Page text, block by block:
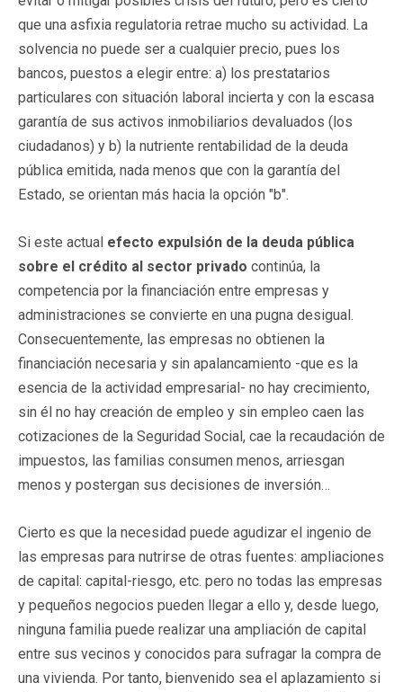
que una asfixia regulatoria retrae mucho su actividad. La
solvencia no puede ser a cualquier precio, pues los
bancos, puestos a elegir entre: a) los prestatarios
particulares con situación laboral incierta y con la escasa
garantía de sus activos inmobiliarios devaluados (los
ciudadanos) y b) la nutriente rentabilidad de la deuda
pública emitida, nada menos que con la garantía del
Estado, se orientan más hacia la opción "b".
Si este actual efecto expulsión de la deuda pública
sobre el crédito al sector privado continúa, la
competencia por la financiación entre empresas y
administraciones se convierte en una pugna desigual.
Consecuentemente, las empresas no obtienen la
financiación necesaria y sin apalancamiento -que es la
esencia de la actividad empresarial- no hay crecimiento,
sin él no hay creación de empleo y sin empleo caen las
cotizaciones de la Seguridad Social, cae la recaudación de
impuestos, las familias consumen menos, arriesgan
menos y postergan sus decisiones de inversión…
Cierto es que la necesidad puede agudizar el ingenio de
las empresas para nutrirse de otras fuentes: ampliaciones
de capital: capital-riesgo, etc. pero no todas las empresas
y pequeños negocios pueden llegar a ello y, desde luego,
ninguna familia puede realizar una ampliación de capital
entre sus vecinos y conocidos para sufragar la compra de
una vivienda. Por tanto, bienvenido sea el aplazamiento si